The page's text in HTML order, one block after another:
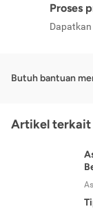
Proses
Butuh bantuan
Artikel terkait